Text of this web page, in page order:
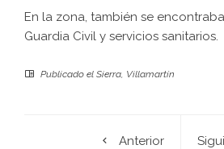
En la zona, también se
Guardia Civil y servicios sanitarios.
Publicado el Sierra Villamartín
Anterior